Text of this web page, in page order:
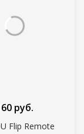
Flip Remote
руб.